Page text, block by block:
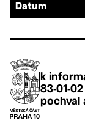
Datum
k
83-01-
pochval